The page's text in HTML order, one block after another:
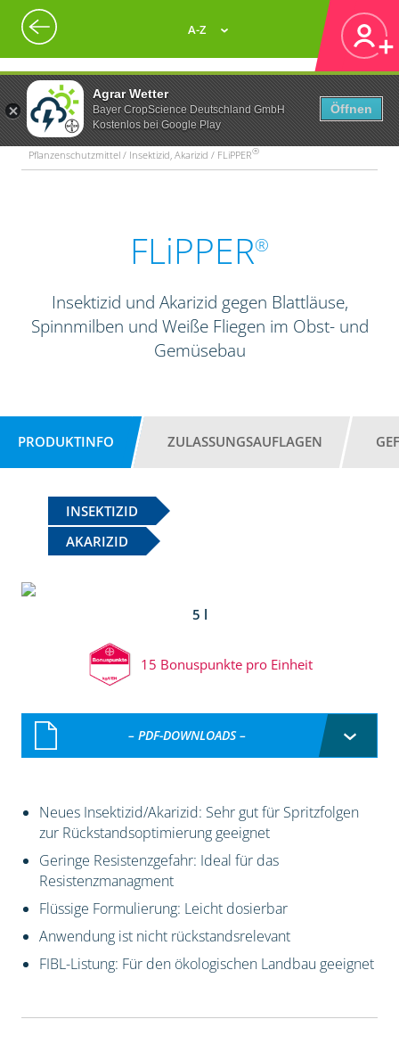
Agrar Wetter
Bayer CropScience Deutschland GmbH
Kostenlos bei Google Play
Öffnen
A-Z
Pflanzenschutzmittel / Insektizid, Akarizid / FLiPPER®
FLiPPER®
Insektizid und Akarizid gegen Blattläuse,
Spinnmilben und Weiße Fliegen im Obst- und
Gemüsebau
PRODUKTINFO ZULASSUNGSAUFLAGEN
INSEKTIZID
AKARIZID
5 l
15 Bonuspunkte pro Einheit
– PDF-DOWNLOADS –
Neues Insektizid/Akarizid: Sehr gut für Spritzfolgen
zur Rückstandsoptimierung geeignet
Geringe Resistenzgefahr: Ideal für das
Resistenzmanagment
Flüssige Formulierung: Leicht dosierbar
Anwendung ist nicht rückstandsrelevant
FIBL-Listung: Für den ökologischen Landbau geeignet